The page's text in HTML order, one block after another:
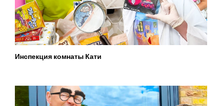
Инспекция комнаты Кати